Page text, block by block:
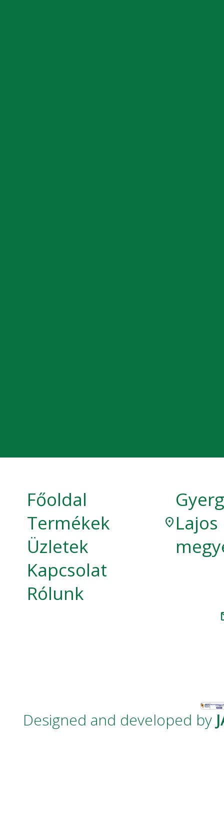
Főoldal
Termékek
Üzletek
Kapcsolat
Rólunk
location_on
Designed and developed by